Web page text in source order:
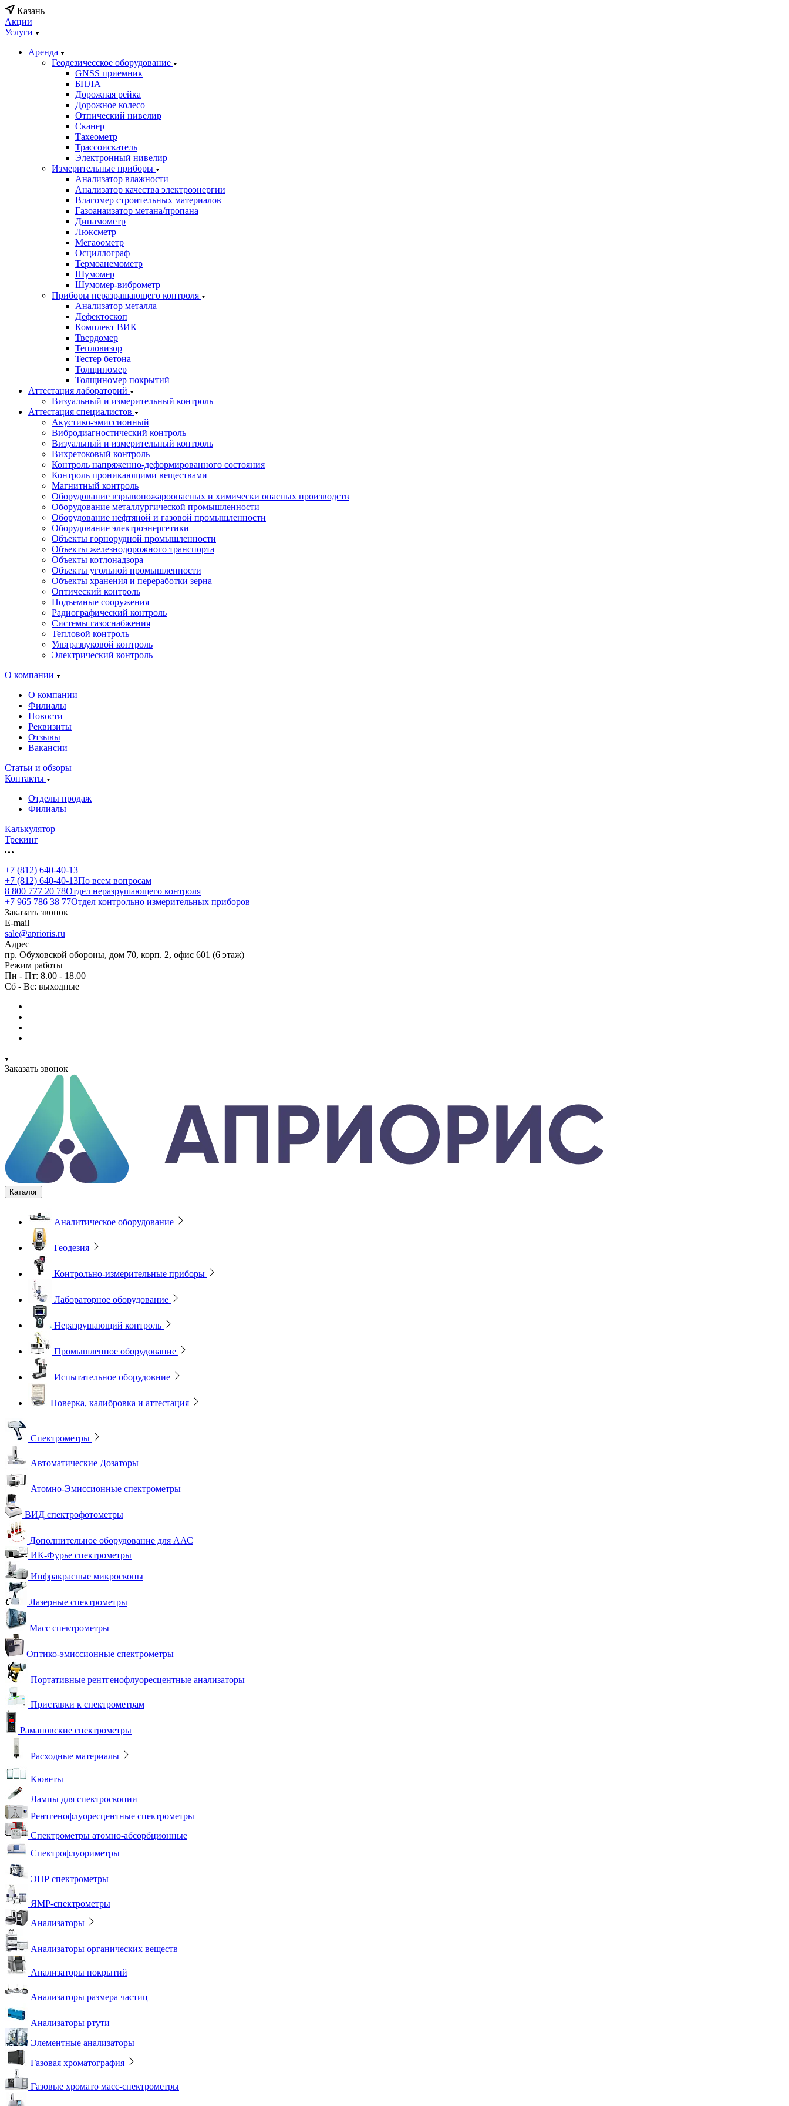
Казань
Акции
Услуги
Аренда
Геодезичесское оборудование
GNSS приемник
БПЛА
Дорожная рейка
Дорожное колесо
Отпический нивелир
Сканер
Тахеометр
Трассоискатель
Электронный нивелир
Измерительные приборы
Анализатор влажности
Анализатор качества электроэнергии
Влагомер строительных материалов
Газоанаизатор метана/пропана
Динамометр
Люксметр
Мегаоометр
Осциллограф
Термоанемометр
Шумомер
Шумомер-виброметр
Приборы неразрашающего контроля
Анализатор металла
Дефектоскоп
Комплект ВИК
Твердомер
Тепловизор
Тестер бетона
Толщиномер
Толщиномер покрытий
Аттестация лабораторий
Визуальный и измерительный контроль
Аттестация специалистов
Акустико-эмиссионный
Вибродиагностический контроль
Визуальный и измерительный контроль
Вихретоковый контроль
Контроль напряженно-деформированного состояния
Контроль проникающими веществами
Магнитный контроль
Оборудование взрывопожароопасных и химически опасных производств
Оборудование металлургической промышленности
Оборудование нефтяной и газовой промышленности
Оборудование электроэнергетики
Объекты горнорудной промышленности
Объекты железнодорожного транспорта
Объекты котлонадзора
Объекты угольной промышленности
Объекты хранения и переработки зерна
Оптический контроль
Подъемные сооружения
Радиографический контроль
Системы газоснабжения
Тепловой контроль
Ультразвуковой контроль
Электрический контроль
О компании
О компании
Филиалы
Новости
Реквизиты
Отзывы
Вакансии
Статьи и обзоры
Контакты
Отделы продаж
Филиалы
Калькулятор
Трекинг
+7 (812) 640-40-13
+7 (812) 640-40-13По всем вопросам
8 800 777 20 78Отдел неразрушающего контроля
+7 965 786 38 77Отдел контрольно измерительных приборов
Заказать звонок
E-mail
sale@aprioris.ru
Адрес
пр. Обуховской обороны, дом 70, корп. 2, офис 601 (6 этаж)
Режим работы
Пн - Пт: 8.00 - 18.00
Сб - Вс: выходные
Заказать звонок
Каталог
Аналитическое оборудование
Геодезия
Контрольно-измерительные приборы
Лабораторное оборудование
Неразрушающий контроль
Промышленное оборудование
Испытательное оборудовние
Поверка, калибровка и аттестация
Спектрометры
Автоматические Дозаторы
Атомно-Эмиссионные спектрометры
ВИД спектрофотометры
Дополнительное оборудование для ААС
ИК-Фурье спектрометры
Инфракрасные микроскопы
Лазерные спектрометры
Масс спектрометры
Оптико-эмиссионные спектрометры
Портативные рентгенофлуоресцентные анализаторы
Приставки к спектрометрам
Рамановские спектрометры
Расходные материалы
Кюветы
Лампы для спектроскопии
Рентгенофлуоресцентные спектрометры
Спектрометры атомно-абсорбционные
Спектрофлуориметры
ЭПР спектрометры
ЯМР-спектрометры
Анализаторы
Анализаторы органических веществ
Анализаторы покрытий
Анализаторы размера частиц
Анализаторы ртути
Элементные анализаторы
Газовая хроматография
Газовые хромато масс-спектрометры